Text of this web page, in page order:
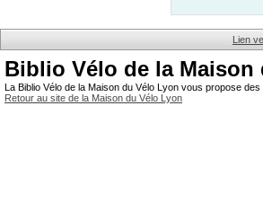
Lien
Biblio Vélo de la Maison
La Biblio Vélo de la Maison du Vélo Lyon vous propose
Retour au site de la Maison du Vélo Lyon